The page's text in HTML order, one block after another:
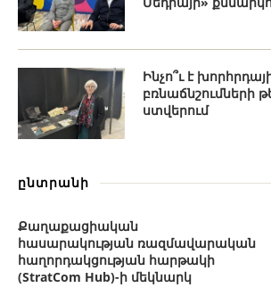
Ինչո՞ւ է
բռնաճնշումների
ստվերում
ընտրանի
Քաղաքացիական
հասարակության ռազմավարական
հաղորդակցության հարթակի
(StratCom Hub)-ի մեկնարկ